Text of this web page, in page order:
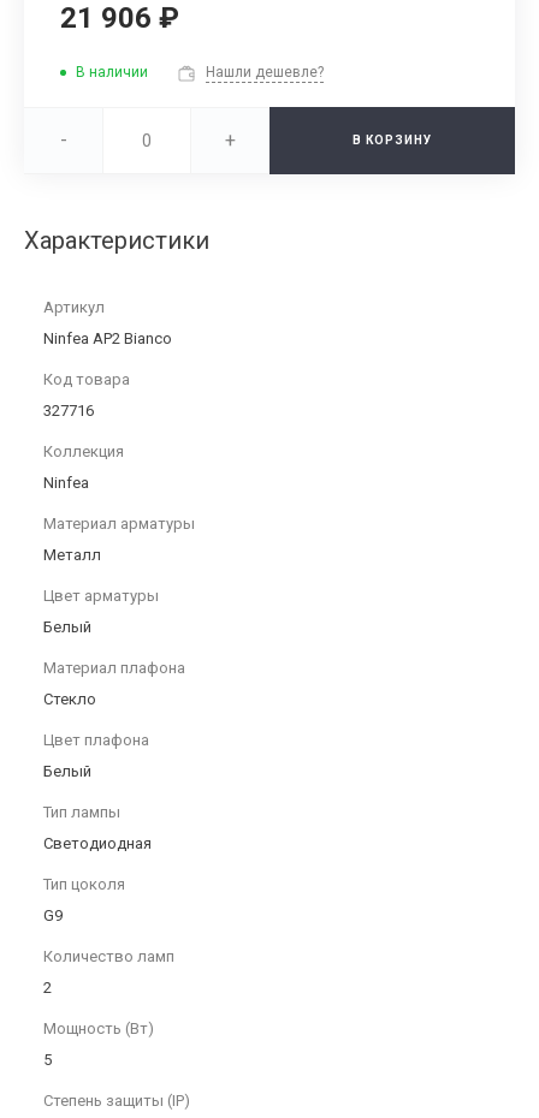
21 906 ₽
В наличии Нашли дешевле?
- + В КОРЗИНУ
Характеристики
Артикул
Ninfea AP2 Bianco
Код товара
327716
Коллекция
Ninfea
Материал арматуры
Металл
Цвет арматуры
Белый
Материал плафона
Стекло
Цвет плафона
Белый
Тип лампы
Светодиодная
Тип цоколя
G9
Количество ламп
2
Мощность (Вт)
5
Степень защиты (IP)